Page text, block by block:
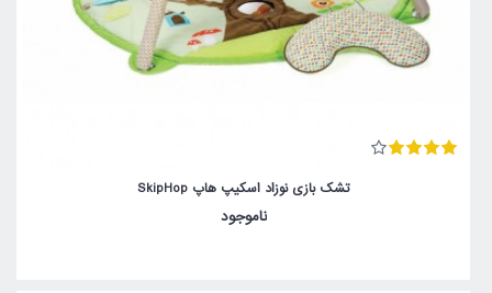
تشک بازی نوزاد اسکیپ هاپ SkipHop
ناموجود